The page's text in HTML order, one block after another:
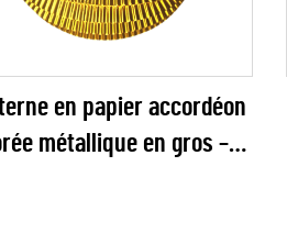
en papier accordéon
métallique en gros –